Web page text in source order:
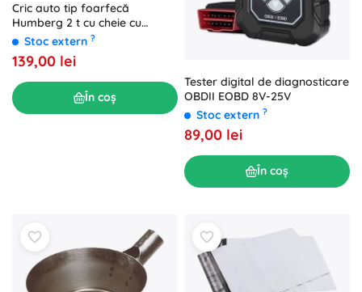
Cric auto tip foarfecă
Humberg 2 t cu cheie cu
clichet
Stoc extern ?
139,00 lei
În coș
Tester digital de diagnosticare
OBDII EOBD 8V-25V
Stoc extern ?
89,00 lei
În coș